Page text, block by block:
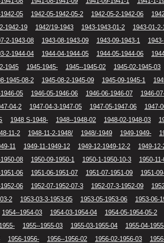
05 1942-05-1942-05-2 1942-05-2-1942-06
1942-19 1942/19-1943 1943-1943-01-2 1943-01-
2-1943-08 1943-08-1943-09 1943-09-1943-1
2-1944-04 1944-04-1944-05 1944-05-1944-06
1945 1945-1945- 1945--1945-02 1945-02-1945-03
1945-08-2 1945-08-2-1945-09 1945-09-1945-1
05 1946-05-1946-06 1946-06-1946-07 1946-
04-2 1947-04-3-1947-05 1947-05-1947-06 1947-
1948 S-1948- 1948--1948-02 1948-02-1948-03
11-2 1948-11-2-1948/ 1948/-1949 1949-1949-
11 1949-11-1949-12 1949-12-1949-12-2 1949-
08 1950-09-1950-1 1950-1-1950-10-3 1950-
06 1951-06-1951-07 1951-07-1951-09 1951-
06 1952-07-1952-07-3 1952-07-3-1952-09
2 1953-03-3-1953-05 1953-05-1953-06 1953-06-
1954--1954-03 1954-03-1954-04 1954-05-1954-05-2
1955--1955-03 1955-03-1955-04 1955-04-
1956-1956- 1956--1956-02 1956-02-1956-03